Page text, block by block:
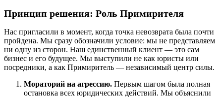
Принцип решения: Роль Примирителя
Нас пригласили в момент, когда точка невозврата была почти
пройдена. Мы сразу обозначили условие: мы не представляем
ни одну из сторон. Наш единственный клиент — это сам
бизнес и его будущее. Мы выступили не как юристы или
посредники, а как Примиритель — независимый центр силы.
Мораторий на агрессию. Первым шагом была полная
остановка всех юридических действий. Мы объяснили